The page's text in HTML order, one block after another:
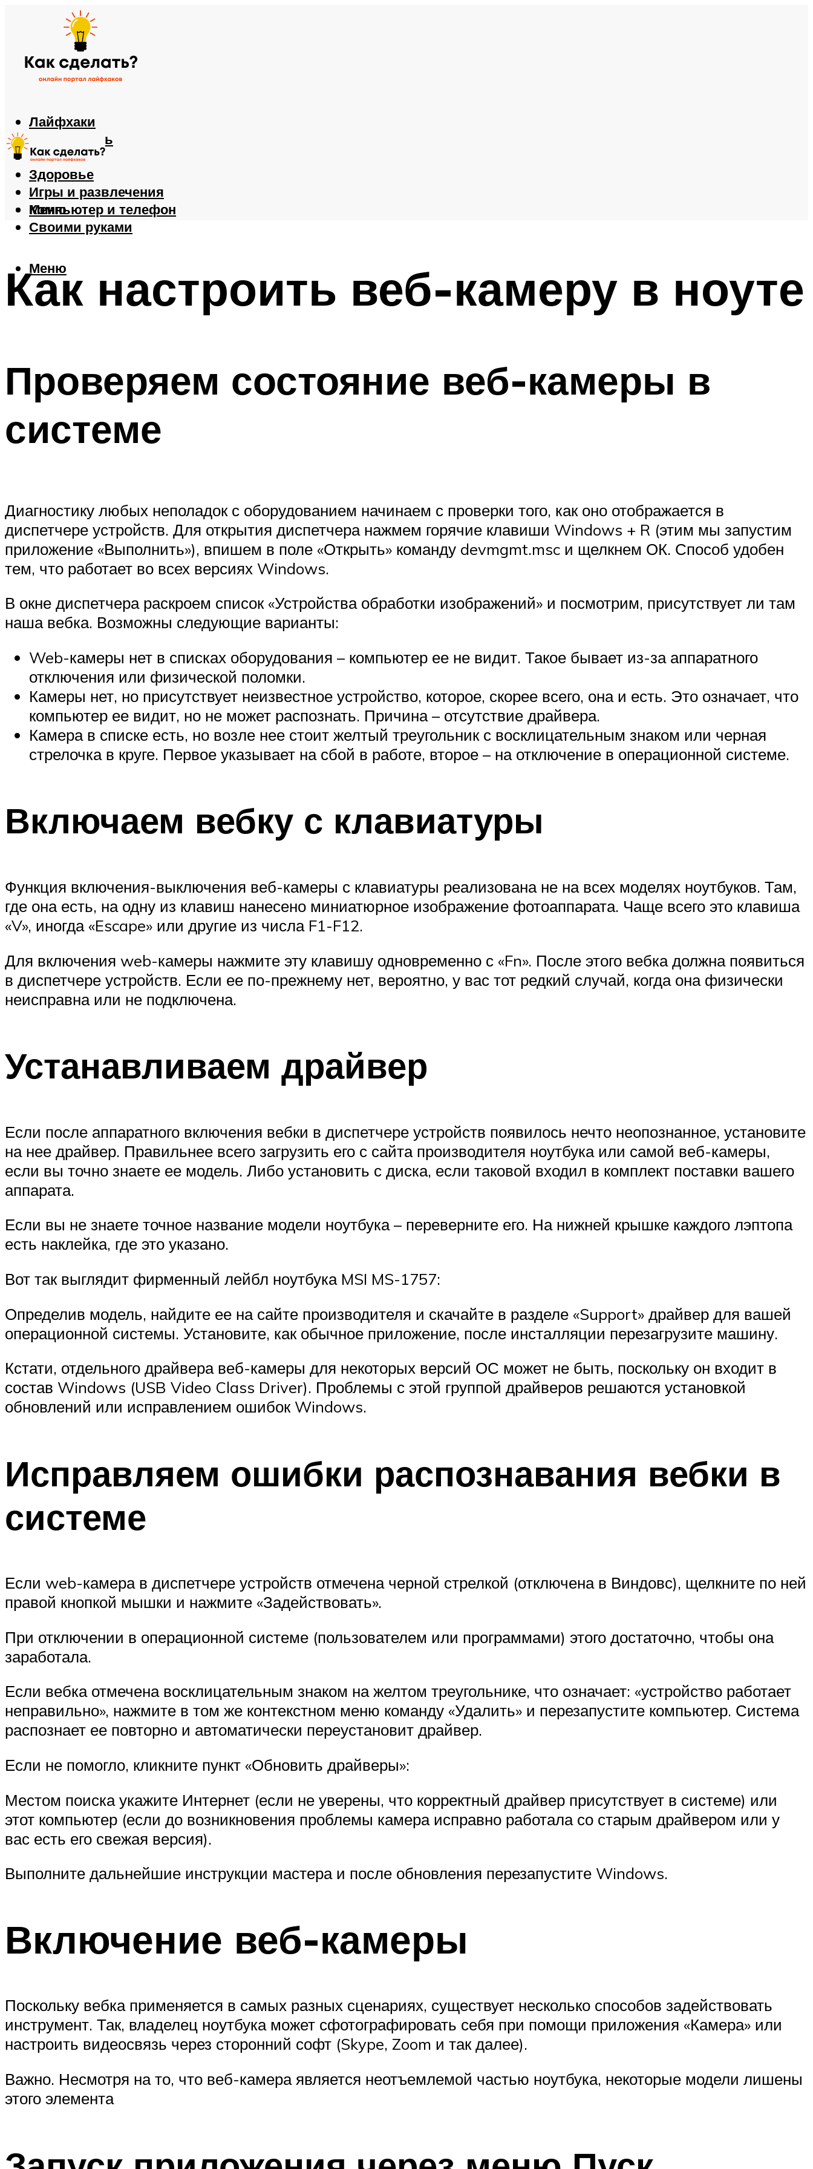
Лайфхаки
Автомобиль
Еда
Здоровье
Игры и развлечения
Компьютер и телефон
Своими руками
Меню
Меню
Как настроить веб-камеру в ноуте
Проверяем состояние веб-камеры в
системе
Диагностику любых неполадок с оборудованием начинаем с проверки того, как оно отображается в
диспетчере устройств. Для открытия диспетчера нажмем горячие клавиши Windows + R (этим мы запустим
приложение «Выполнить»), впишем в поле «Открыть» команду devmgmt.msc и щелкнем ОК. Способ удобен
тем, что работает во всех версиях Windows.
В окне диспетчера раскроем список «Устройства обработки изображений» и посмотрим, присутствует ли там
наша вебка. Возможны следующие варианты:
Web-камеры нет в списках оборудования – компьютер ее не видит. Такое бывает из-за аппаратного
отключения или физической поломки.
Камеры нет, но присутствует неизвестное устройство, которое, скорее всего, она и есть. Это означает, что
компьютер ее видит, но не может распознать. Причина – отсутствие драйвера.
Камера в списке есть, но возле нее стоит желтый треугольник с восклицательным знаком или черная
стрелочка в круге. Первое указывает на сбой в работе, второе – на отключение в операционной системе.
Включаем вебку с клавиатуры
Функция включения-выключения веб-камеры с клавиатуры реализована не на всех моделях ноутбуков. Там,
где она есть, на одну из клавиш нанесено миниатюрное изображение фотоаппарата. Чаще всего это клавиша
«V», иногда «Escape» или другие из числа F1-F12.
Для включения web-камеры нажмите эту клавишу одновременно с «Fn». После этого вебка должна появиться
в диспетчере устройств. Если ее по-прежнему нет, вероятно, у вас тот редкий случай, когда она физически
неисправна или не подключена.
Устанавливаем драйвер
Если после аппаратного включения вебки в диспетчере устройств появилось нечто неопознанное, установите
на нее драйвер. Правильнее всего загрузить его с сайта производителя ноутбука или самой веб-камеры,
если вы точно знаете ее модель. Либо установить с диска, если таковой входил в комплект поставки вашего
аппарата.
Если вы не знаете точное название модели ноутбука – переверните его. На нижней крышке каждого лэптопа
есть наклейка, где это указано.
Вот так выглядит фирменный лейбл ноутбука MSI MS-1757:
Определив модель, найдите ее на сайте производителя и скачайте в разделе «Support» драйвер для вашей
операционной системы. Установите, как обычное приложение, после инсталляции перезагрузите машину.
Кстати, отдельного драйвера веб-камеры для некоторых версий ОС может не быть, поскольку он входит в
состав Windows (USB Video Class Driver). Проблемы с этой группой драйверов решаются установкой
обновлений или исправлением ошибок Windows.
Исправляем ошибки распознавания вебки в
системе
Если web-камера в диспетчере устройств отмечена черной стрелкой (отключена в Виндовс), щелкните по ней
правой кнопкой мышки и нажмите «Задействовать».
При отключении в операционной системе (пользователем или программами) этого достаточно, чтобы она
заработала.
Если вебка отмечена восклицательным знаком на желтом треугольнике, что означает: «устройство работает
неправильно», нажмите в том же контекстном меню команду «Удалить» и перезапустите компьютер. Система
распознает ее повторно и автоматически переустановит драйвер.
Если не помогло, кликните пункт «Обновить драйверы»:
Местом поиска укажите Интернет (если не уверены, что корректный драйвер присутствует в системе) или
этот компьютер (если до возникновения проблемы камера исправно работала со старым драйвером или у
вас есть его свежая версия).
Выполните дальнейшие инструкции мастера и после обновления перезапустите Windows.
Включение веб-камеры
Поскольку вебка применяется в самых разных сценариях, существует несколько способов задействовать
инструмент. Так, владелец ноутбука может сфотографировать себя при помощи приложения «Камера» или
настроить видеосвязь через сторонний софт (Skype, Zoom и так далее).
Важно. Несмотря на то, что веб-камера является неотъемлемой частью ноутбука, некоторые модели лишены
этого элемента